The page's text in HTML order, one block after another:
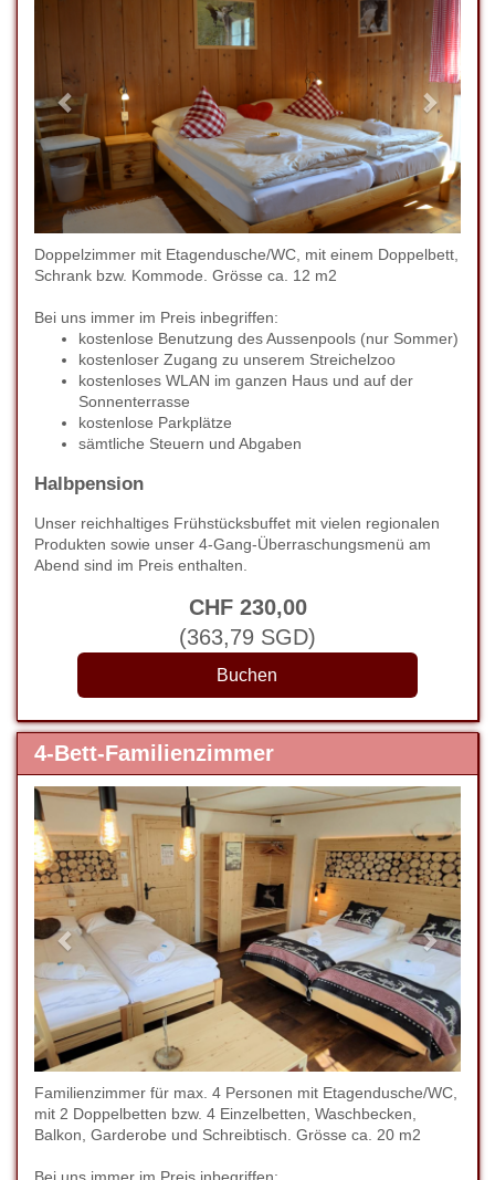
Doppelzimmer mit Etagendusche/WC, mit einem Doppelbett,
Schrank bzw. Kommode. Grösse ca. 12 m2
Bei uns immer im Preis inbegriffen:
kostenlose Benutzung des Aussenpools (nur Sommer)
kostenloser Zugang zu unserem Streichelzoo
kostenloses WLAN im ganzen Haus und auf der
Sonnenterrasse
kostenlose Parkplätze
sämtliche Steuern und Abgaben
Halbpension
Unser reichhaltiges Frühstücksbuffet mit vielen regionalen
Produkten sowie unser 4-Gang-Überraschungsmenü am
Abend sind im Preis enthalten.
CHF 230,00
(363,79 SGD)
4-Bett-Familienzimmer
Previous
Next
Familienzimmer für max. 4 Personen mit Etagendusche/WC,
mit 2 Doppelbetten bzw. 4 Einzelbetten, Waschbecken,
Balkon, Garderobe und Schreibtisch. Grösse ca. 20 m2